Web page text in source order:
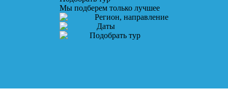
Мы подберем только лучшее
Регион, направление
Даты
Подобрать тур